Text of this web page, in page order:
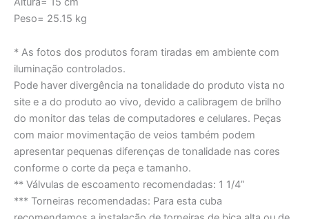
Peso= 25.15 kg
* As fotos dos produtos foram tiradas em ambiente com
iluminação controlados.
Pode haver divergência na tonalidade do produto vista no
site e a do produto ao vivo, devido a calibragem de brilho
do monitor das telas de computadores e celulares. Peças
com maior movimentação de veios também podem
apresentar pequenas diferenças de tonalidade nas cores
conforme o corte da peça e tamanho.
** Válvulas de escoamento recomendadas: 1 1/4”
*** Torneiras recomendadas: Para esta cuba